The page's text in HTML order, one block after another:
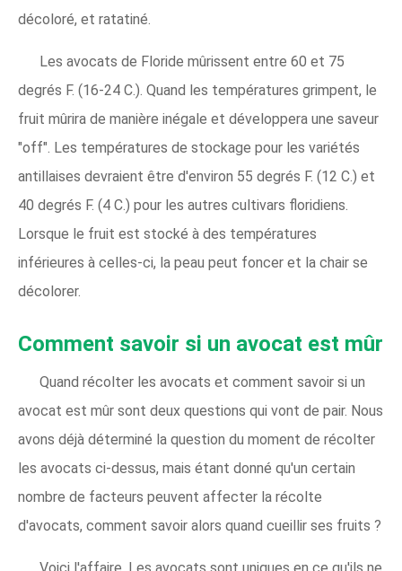
décoloré, et ratatiné.
Les avocats de Floride mûrissent entre 60 et 75
degrés F. (16-24 C.). Quand les températures grimpent, le
fruit mûrira de manière inégale et développera une saveur
"off". Les températures de stockage pour les variétés
antillaises devraient être d'environ 55 degrés F. (12 C.) et
40 degrés F. (4 C.) pour les autres cultivars floridiens.
Lorsque le fruit est stocké à des températures
inférieures à celles-ci, la peau peut foncer et la chair se
décolorer.
Comment savoir si un avocat est mûr
Quand récolter les avocats et comment savoir si un
avocat est mûr sont deux questions qui vont de pair. Nous
avons déjà déterminé la question du moment de récolter
les avocats ci-dessus, mais étant donné qu'un certain
nombre de facteurs peuvent affecter la récolte
d'avocats, comment savoir alors quand cueillir ses fruits ?